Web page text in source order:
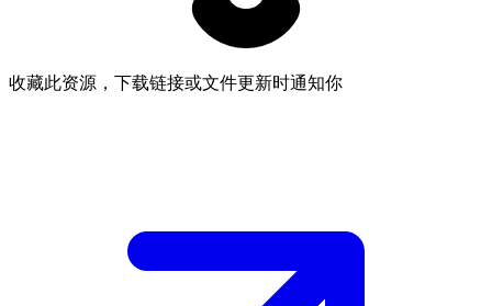
收藏此资源，下载链接或文件更新时通知你